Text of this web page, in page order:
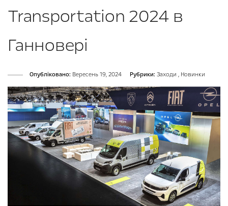
Transportation 2024 в
Ганновері
Опубліковано: Вересень 19, 2024 Рубрики: Заходи , Новинки